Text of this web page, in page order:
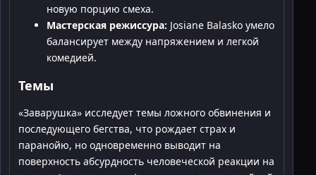
новую порцию смеха.
Мастерская режиссура: Josiane Balasko умело
балансирует между напряжением и легкой
комедией.
Темы
«Заварушка» исследует темы ложного обвинения и
последующего бегства, что рождает страх и
паранойю, но одновременно выводит на
поверхность абсурдность человеческой реакции на